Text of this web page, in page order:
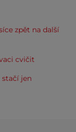
zpět na další
cvičit
stačí jen